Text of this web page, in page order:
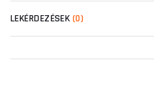
LEKÉRDEZÉSEK (0)